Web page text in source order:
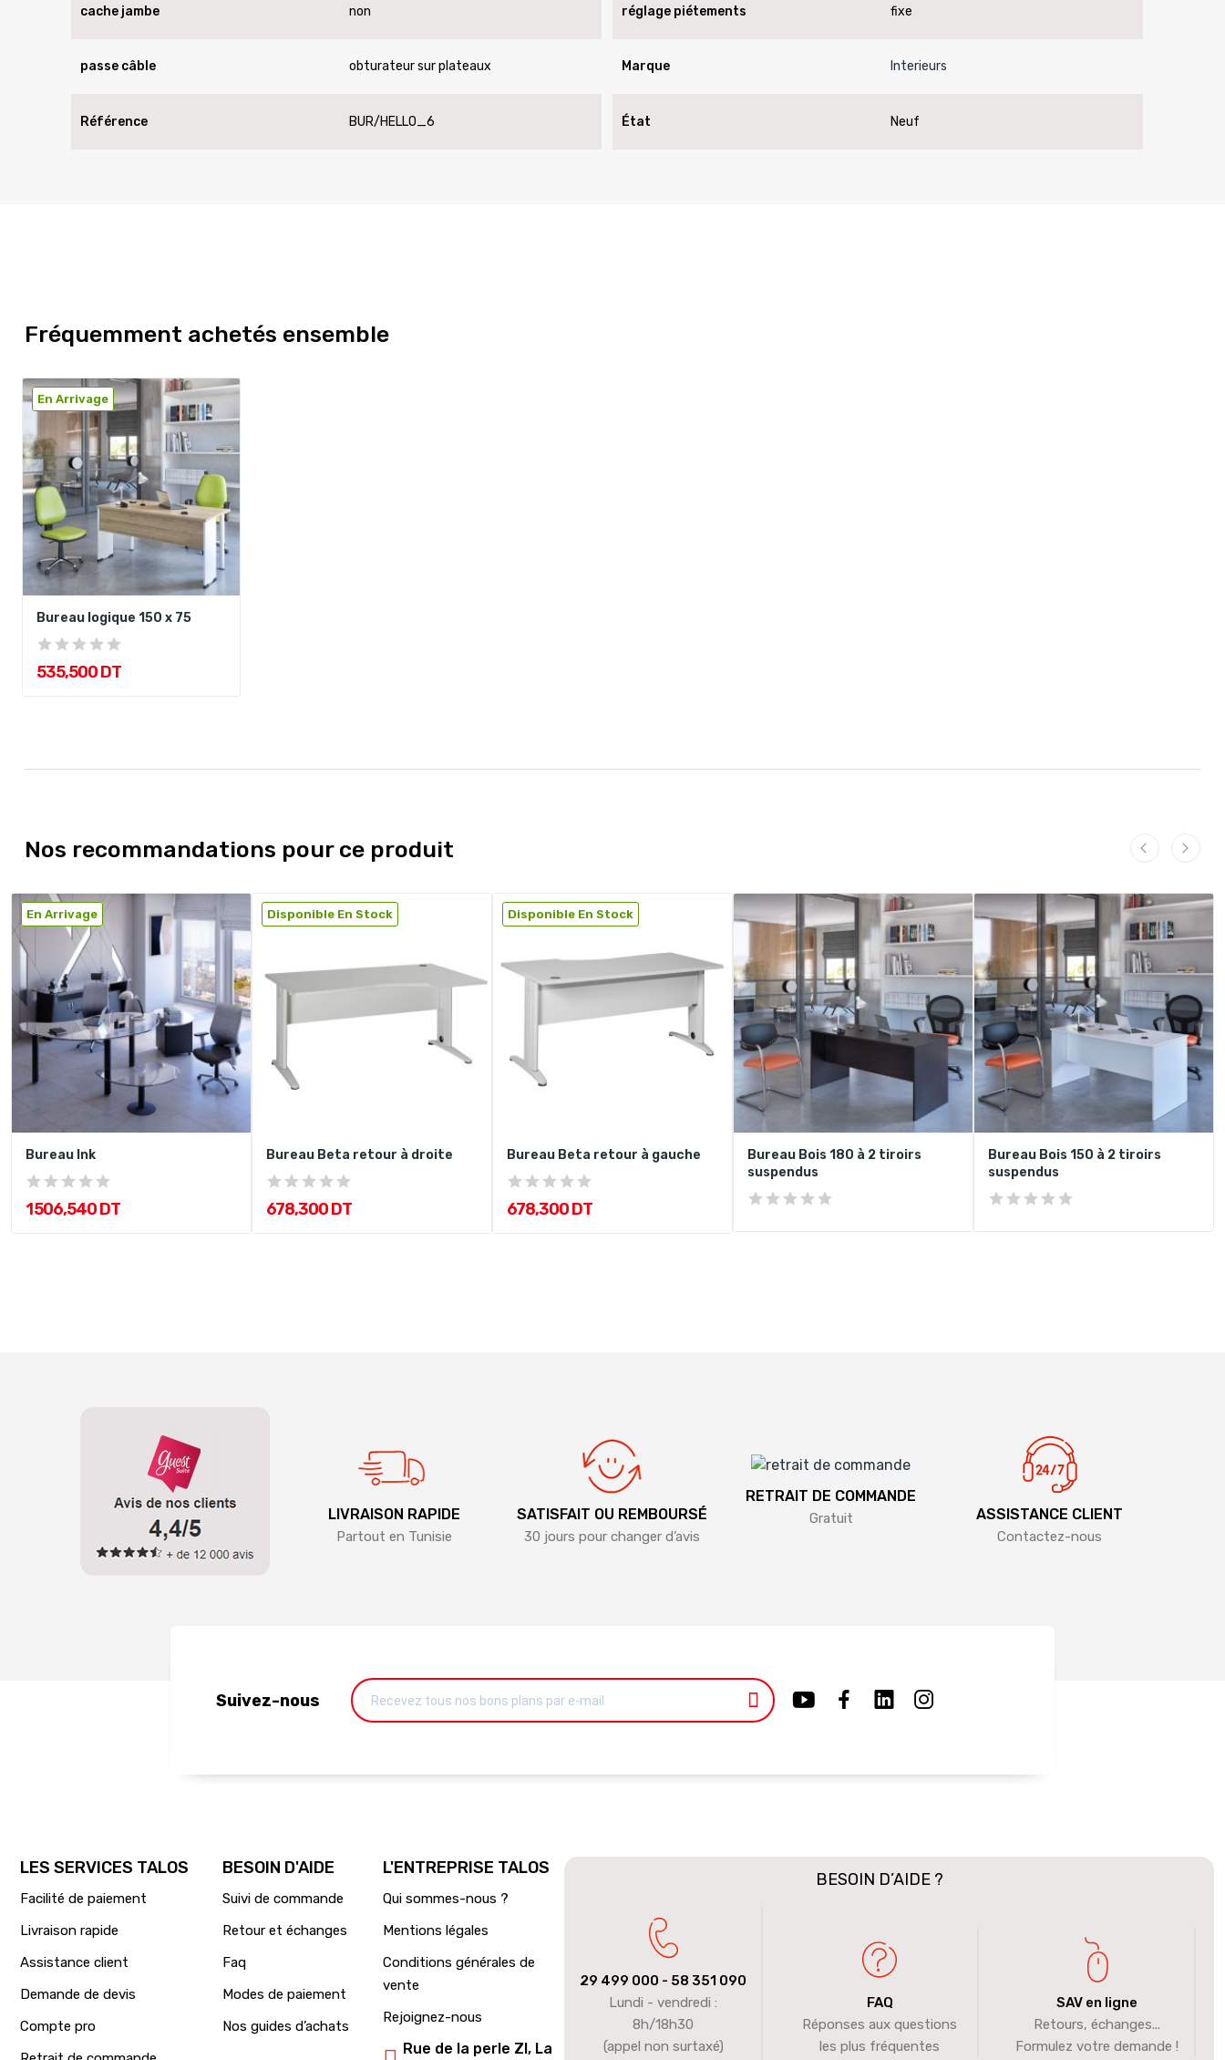
cache jambe non réglage piétements fixe
passe câble obturateur sur plateaux Marque Interieurs
Référence BUR/HELLO_6 État Neuf
Fréquemment achetés ensemble
En Arrivage
Bureau logique 150 x 75
535,500 DT
Nos recommandations pour ce produit
En Arrivage
Bureau Ink
1 506,540 DT
Disponible En Stock
Bureau Beta retour à droite
678,300 DT
Disponible En Stock
Bureau Beta retour à gauche
678,300 DT
Bureau Bois 180 à 2 tiroirs
suspendus
Bureau Bois 150 à 2 tiroirs
suspendus
LIVRAISON RAPIDE
Partout en Tunisie
SATISFAIT OU REMBOURSÉ
30 jours pour changer d’avis
RETRAIT DE COMMANDE
Gratuit ASSISTANCE CLIENT
Contactez-nous
Suivez-nous
LES SERVICES TALOS
Facilité de paiement
Livraison rapide
Assistance client
Demande de devis
Compte pro
BESOIN D'AIDE
Suivi de commande
Retour et échanges
Faq
Modes de paiement
Nos guides d’achats
L'ENTREPRISE TALOS
Qui sommes-nous ?
Mentions légales
Conditions générales de
vente
Rejoignez-nous
Rue de la perle ZI, La
BESOIN D’AIDE ?
29 499 000 - 58 351 090
Lundi - vendredi :
8h/18h30
(appel non surtaxé)
FAQ
Réponses aux questions
les plus fréquentes
SAV en ligne
Retours, échanges...
Formulez votre demande !